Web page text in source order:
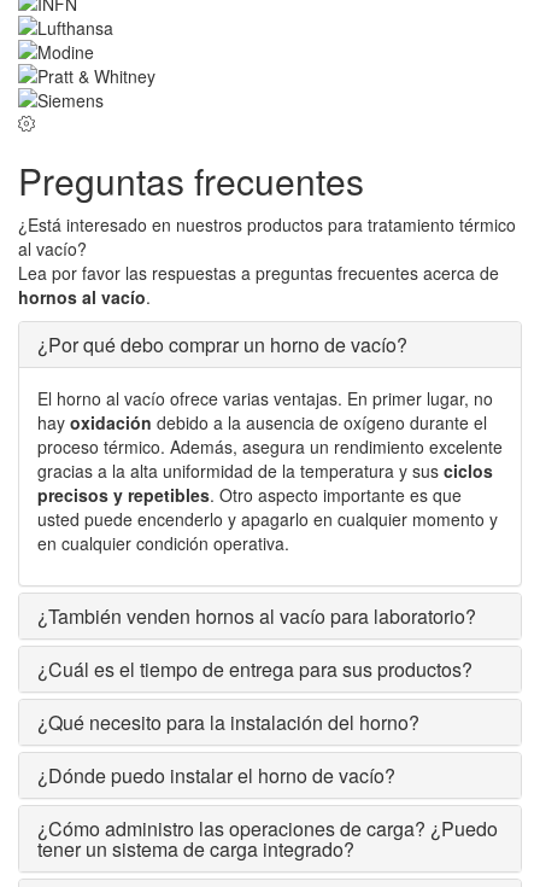
Preguntas frecuentes
¿Está interesado en nuestros productos para tratamiento térmico
al vacío?
Lea por favor las respuestas a preguntas frecuentes acerca de
hornos al vacío.
¿Por qué debo comprar un horno de vacío?
El horno al vacío ofrece varias ventajas. En primer lugar, no
hay oxidación debido a la ausencia de oxígeno durante el
proceso térmico. Además, asegura un rendimiento excelente
gracias a la alta uniformidad de la temperatura y sus ciclos
precisos y repetibles. Otro aspecto importante es que
usted puede encenderlo y apagarlo en cualquier momento y
en cualquier condición operativa.
¿También venden hornos al vacío para laboratorio?
¿Cuál es el tiempo de entrega para sus productos?
¿Qué necesito para la instalación del horno?
¿Dónde puedo instalar el horno de vacío?
¿Cómo administro las operaciones de carga? ¿Puedo
tener un sistema de carga integrado?